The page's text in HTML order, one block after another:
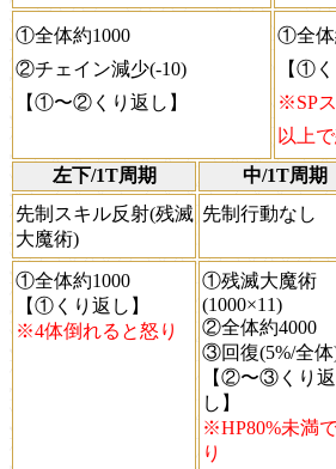
①全体約1000
②チェイン減少(-10)
【①〜②くり返し】
①全体
【①く
※SP
以上
左下/1T周期
中/1T周期
先制スキル反射(残滅
大魔術)
先制行動なし
①全体約1000
【①くり返し】
※4体倒れると怒り
①残滅大魔術
(1000×11)
②全体約4000
③回復(5%/全
【②〜③くり返
し】
※HP80%未満
り